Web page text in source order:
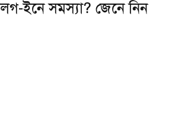
ইনে সমস্যা? জেনে নিন